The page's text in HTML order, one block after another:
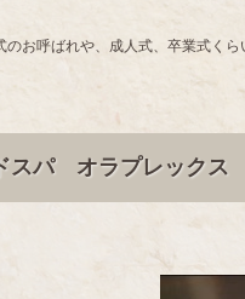
お呼ばれや、成人式、卒業式く
スパ オラプレック